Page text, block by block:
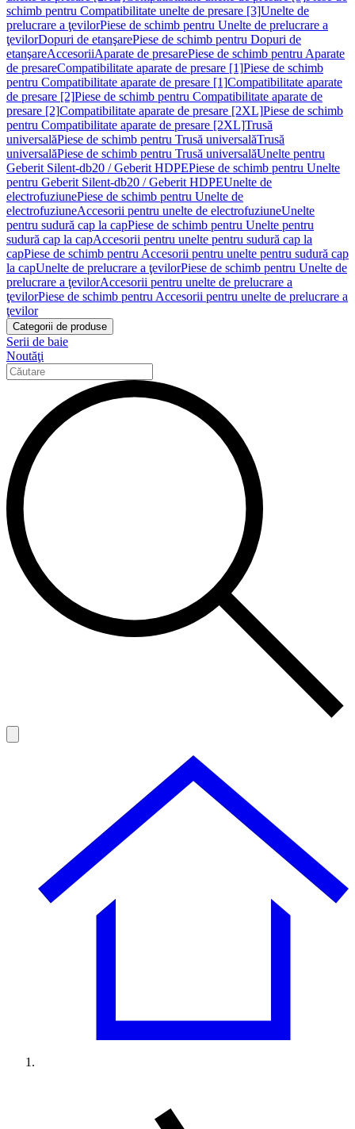
schimb pentru Compatibilitate unelte de presare [3]Unelte de
prelucrare a ţevilorPiese de schimb pentru Unelte de prelucrare a
ţevilorDopuri de etanşarePiese de schimb pentru Dopuri de
etanşareAccesoriiAparate de presarePiese de schimb pentru Aparate
de presareCompatibilitate aparate de presare [1]Piese de schimb
pentru Compatibilitate aparate de presare [1]Compatibilitate aparate
de presare [2]Piese de schimb pentru Compatibilitate aparate de
presare [2]Compatibilitate aparate de presare [2XL]Piese de schimb
pentru Compatibilitate aparate de presare [2XL]Trusă
universalăPiese de schimb pentru Trusă universalăTrusă
universalăPiese de schimb pentru Trusă universalăUnelte pentru
Geberit Silent-db20 / Geberit HDPEPiese de schimb pentru Unelte
pentru Geberit Silent-db20 / Geberit HDPEUnelte de
electrofuziunePiese de schimb pentru Unelte de
electrofuziuneAccesorii pentru unelte de electrofuziuneUnelte
pentru sudură cap la capPiese de schimb pentru Unelte pentru
sudură cap la capAccesorii pentru unelte pentru sudură cap la
capPiese de schimb pentru Accesorii pentru unelte pentru sudură cap
la capUnelte de prelucrare a ţevilorPiese de schimb pentru Unelte de
prelucrare a ţevilorAccesorii pentru unelte de prelucrare a
ţevilorPiese de schimb pentru Accesorii pentru unelte de prelucrare a
ţevilor
Categorii de produse
Serii de baie
Noutăţi